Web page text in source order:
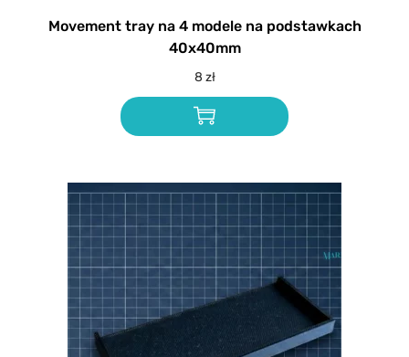
Movement tray na 4 modele na podstawkach
40x40mm
8 zł